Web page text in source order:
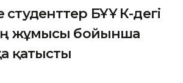
БҰҰ ҚК-дегі
жұмысы бойынша
қатысты